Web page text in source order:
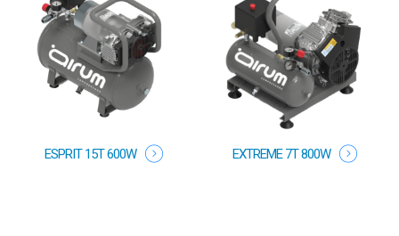
ESPRIT 15T 600W EXTREME 7T 800W